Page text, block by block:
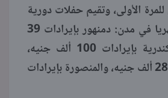
الأولى، وتقيم حفلات دورية
بمعدل حفلتين شهريا في مدن: دمنهور بإيرادات 39
ألف جنيه، والإسكندرية بإيرادات 100 ألف جنيه،
وطنطا بإيرادات 283 ألف جنيه، والمنصورة بإيرادات